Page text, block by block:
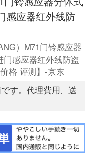
感应器红外线防
）M71门铃感应器
感应器红外线防盗
格 评测】-京东
す。代理費用、送